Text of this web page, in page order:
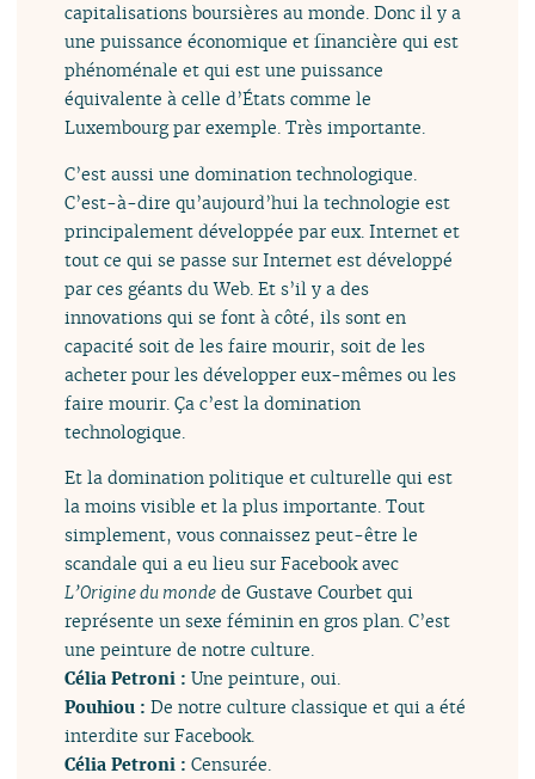
capitalisations boursières au monde. Donc il y a
une puissance économique et financière qui est
phénoménale et qui est une puissance
équivalente à celle d’États comme le
Luxembourg par exemple. Très importante.
C’est aussi une domination technologique.
C’est-à-dire qu’aujourd’hui la technologie est
principalement développée par eux. Internet et
tout ce qui se passe sur Internet est développé
par ces géants du Web. Et s’il y a des
innovations qui se font à côté, ils sont en
capacité soit de les faire mourir, soit de les
acheter pour les développer eux-mêmes ou les
faire mourir. Ça c’est la domination
technologique.
Et la domination politique et culturelle qui est
la moins visible et la plus importante. Tout
simplement, vous connaissez peut-être le
scandale qui a eu lieu sur Facebook avec
L’Origine du monde de Gustave Courbet qui
représente un sexe féminin en gros plan. C’est
une peinture de notre culture.
Célia Petroni :Une peinture, oui.
Pouhiou :De notre culture classique et qui a été
interdite sur Facebook.
Célia Petroni :Censurée.